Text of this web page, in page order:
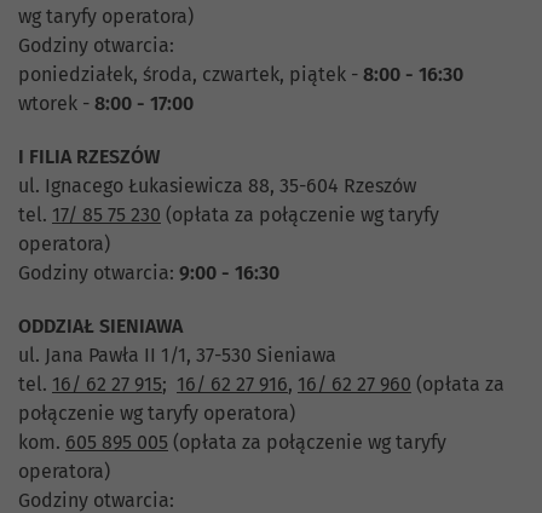
wg taryfy operatora)
Godziny otwarcia:
poniedziałek, środa, czwartek, piątek - 8:00 - 16:30
wtorek - 8:00 - 17:00
I FILIA RZESZÓW
ul. Ignacego Łukasiewicza 88, 35-604 Rzeszów
tel. 17/ 85 75 230 (opłata za połączenie wg taryfy
operatora)
Godziny otwarcia: 9:00 - 16:30
ODDZIAŁ SIENIAWA
ul. Jana Pawła II 1/1, 37-530 Sieniawa
tel. 16/ 62 27 915; 16/ 62 27 916, 16/ 62 27 960 (opłata za
połączenie wg taryfy operatora)
kom. 605 895 005 (opłata za połączenie wg taryfy
operatora)
Godziny otwarcia: